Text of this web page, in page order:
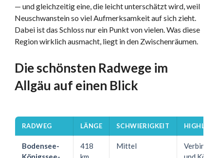
— und gleichzeitig eine, die leicht unterschätzt wird, weil
Neuschwanstein so viel Aufmerksamkeit auf sich zieht.
Dabei ist das Schloss nur ein Punkt von vielen. Was diese
Region wirklich ausmacht, liegt in den Zwischenräumen.
Die schönsten Radwege im
Allgäu auf einen Blick
RADWEG LÄNGE SCHWIERIGKEIT
Bodensee-
418
Mittel
Verbindet